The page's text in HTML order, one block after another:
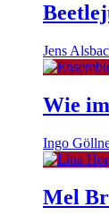
Jens
Wie
Ingo
Mel